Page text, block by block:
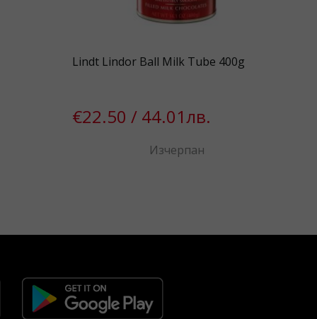
Lindt Lindor Ball Milk Tube 400g
€22.50 / 44.01лв.
Изчерпан